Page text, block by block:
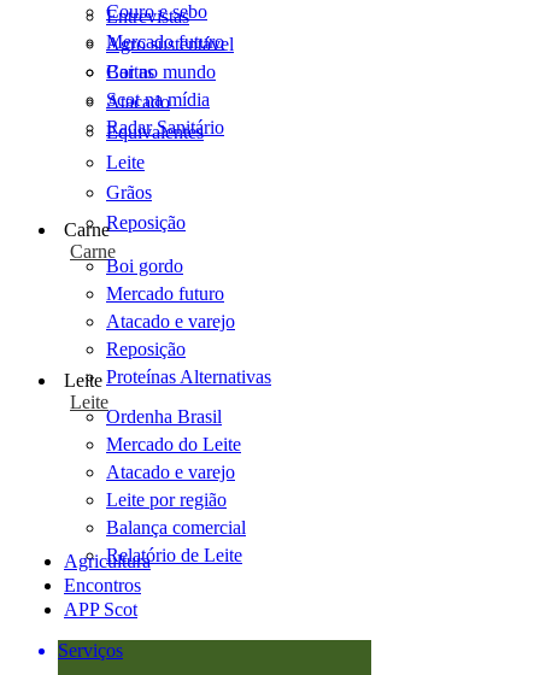
Entrevistas
Agro sustentável
Cartas
Scot na mídia
Radar Sanitário
Couro e sebo
Mercado futuro
Boi no mundo
Atacado
Equivalentes
Leite
Grãos
Reposição
Carne
Carne
Boi gordo
Mercado futuro
Atacado e varejo
Reposição
Proteínas Alternativas
Leite
Leite
Ordenha Brasil
Mercado do Leite
Atacado e varejo
Leite por região
Balança comercial
Relatório de Leite
Agricultura
Encontros
APP Scot
Serviços